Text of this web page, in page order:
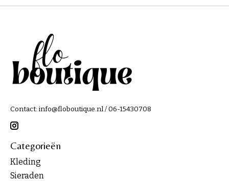
Contact: info@floboutique.nl/ 06-15430708
Categorieën
Kleding
Sieraden